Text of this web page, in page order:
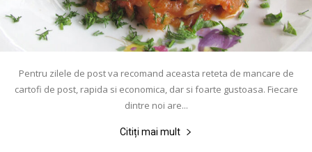
Pentru zilele de post va recomand aceasta reteta de mancare de
cartofi de post, rapida si economica, dar si foarte gustoasa. Fiecare
dintre noi are...
Citiți mai mult